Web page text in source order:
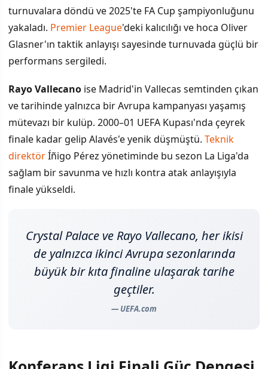
turnuvalara döndü ve 2025'te FA Cup şampiyonluğunu
yakaladı. Premier League'deki kalıcılığı ve hoca Oliver
Glasner'ın taktik anlayışı sayesinde turnuvada güçlü bir
performans sergiledi.
Rayo Vallecano ise Madrid'in Vallecas semtinden çıkan
ve tarihinde yalnızca bir Avrupa kampanyası yaşamış
mütevazı bir kulüp. 2000–01 UEFA Kupası'nda çeyrek
finale kadar gelip Alavés'e yenik düşmüştü. Teknik
direktörÍñigo Pérez yönetiminde bu sezon La Liga'da
sağlam bir savunma ve hızlı kontra atak anlayışıyla
finale yükseldi.
Crystal Palace ve Rayo Vallecano, her ikisi
de yalnızca ikinci Avrupa sezonlarında
büyük bir kıta finaline ulaşarak tarihe
geçtiler.
— UEFA.com